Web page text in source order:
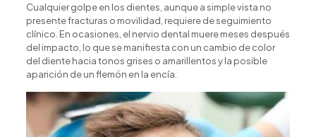
Cualquier golpe en los dientes, aunque a simple vista no
presente fracturas o movilidad, requiere de seguimiento
clínico. En ocasiones, el nervio dental muere meses después
del impacto, lo que se manifiesta con un cambio de color
del diente hacia tonos grises o amarillentos y la posible
aparición de un flemón en la encía.